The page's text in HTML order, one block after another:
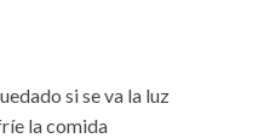
si se va la luz
la comida